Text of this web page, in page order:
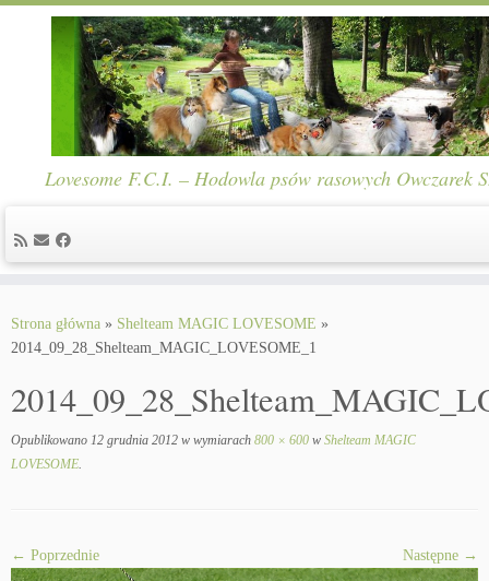
content
Lovesome F.C.I. – Hodowla psów rasowych Owczarek
Strona główna » Shelteam MAGIC LOVESOME »
2014_09_28_Shelteam_MAGIC_LOVESOME_1
Opublikowano 12 grudnia 2012 w wymiarach 800 × 600 w Shelteam MAGIC
LOVESOME
← Poprzednie Następne →